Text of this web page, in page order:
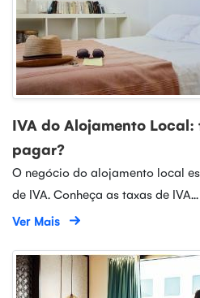
IVA do Alojamento Local:
pagar?
O negócio do alojamento local
de IVA. Conheça as taxas de IVA...
Ver Mais